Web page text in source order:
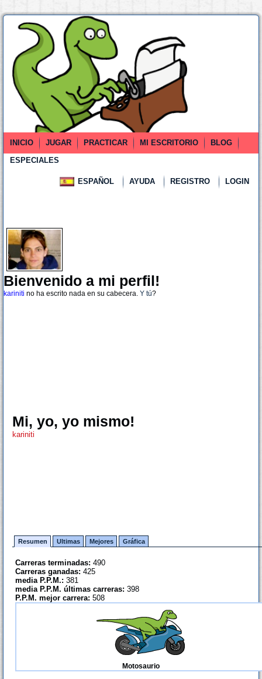
INICIO JUGAR PRACTICAR MI ESCRITORIO
BLOG
ESPECIALES
ESPAÑOL AYUDA REGISTRO LOGIN
Bienvenido a mi perfil!
kariniti no ha escrito nada en su cabecera. Y tú?
Mi, yo, yo mismo!
kariniti
Resumen Ultimas Mejores Gráfica
Carreras terminadas: 490
Carreras ganadas: 425
media P.P.M.: 381
media P.P.M. últimas carreras: 398
P.P.M. mejor carrera: 508
Motosaurio